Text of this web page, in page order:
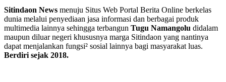
Sitindaon News menuju Situs Web Portal Berita Online berkelas
dunia melalui penyediaan jasa informasi dan berbagai produk
multimedia lainnya sehingga terbangun Tugu Namangolu didalam
maupun diluar negeri khususnya marga Sitindaon yang nantinya
dapat menjalankan fungsi² sosial lainnya bagi masyarakat luas.
Berdiri sejak 2018.